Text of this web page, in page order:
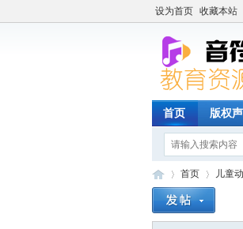
设为首页 收藏本站
首页 版权
首页 儿童